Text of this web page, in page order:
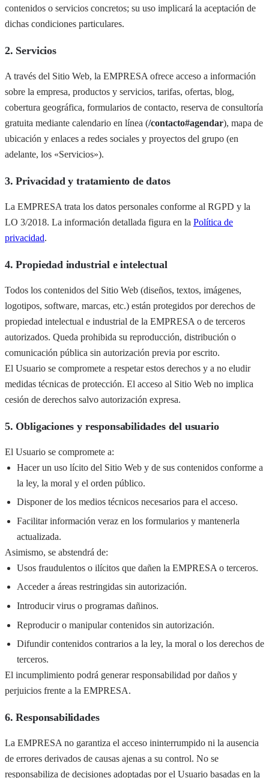
contenidos o servicios concretos; su uso implicará la aceptación de
dichas condiciones particulares.
2. Servicios
A través del Sitio Web, la EMPRESA ofrece acceso a información
sobre la empresa, productos y servicios, tarifas, ofertas, blog,
cobertura geográfica, formularios de contacto, reserva de consultoría
gratuita mediante calendario en línea (/contacto#agendar), mapa de
ubicación y enlaces a redes sociales y proyectos del grupo (en
adelante, los «Servicios»).
3. Privacidad y tratamiento de datos
La EMPRESA trata los datos personales conforme al RGPD y la
LO 3/2018. La información detallada figura en la Política de
privacidad.
4. Propiedad industrial e intelectual
Todos los contenidos del Sitio Web (diseños, textos, imágenes,
logotipos, software, marcas, etc.) están protegidos por derechos de
propiedad intelectual e industrial de la EMPRESA o de terceros
autorizados. Queda prohibida su reproducción, distribución o
comunicación pública sin autorización previa por escrito.
El Usuario se compromete a respetar estos derechos y a no eludir
medidas técnicas de protección. El acceso al Sitio Web no implica
cesión de derechos salvo autorización expresa.
5. Obligaciones y responsabilidades del usuario
El Usuario se compromete a:
Hacer un uso lícito del Sitio Web y de sus contenidos conforme a
la ley, la moral y el orden público.
Disponer de los medios técnicos necesarios para el acceso.
Facilitar información veraz en los formularios y mantenerla
actualizada.
Asimismo, se abstendrá de:
Usos fraudulentos o ilícitos que dañen la EMPRESA o terceros.
Acceder a áreas restringidas sin autorización.
Introducir virus o programas dañinos.
Reproducir o manipular contenidos sin autorización.
Difundir contenidos contrarios a la ley, la moral o los derechos de
terceros.
El incumplimiento podrá generar responsabilidad por daños y
perjuicios frente a la EMPRESA.
6. Responsabilidades
La EMPRESA no garantiza el acceso ininterrumpido ni la ausencia
de errores derivados de causas ajenas a su control. No se
responsabiliza de decisiones adoptadas por el Usuario basadas en la